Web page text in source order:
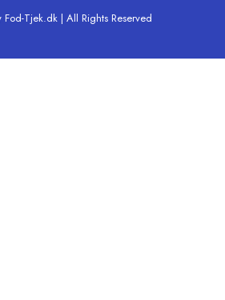
Tjek.dk | All Rights Reserved